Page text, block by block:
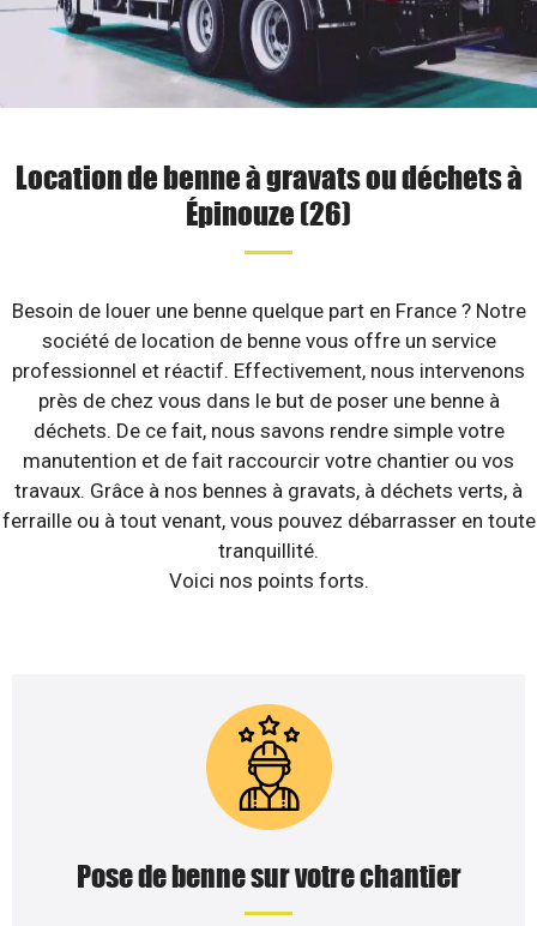
Location de benne à gravats ou déchets à
Épinouze (26)
Besoin de louer une benne quelque part en France ? Notre
société de location de benne vous offre un service
professionnel et réactif. Effectivement, nous intervenons
près de chez vous dans le but de poser une benne à
déchets. De ce fait, nous savons rendre simple votre
manutention et de fait raccourcir votre chantier ou vos
travaux. Grâce à nos bennes à gravats, à déchets verts, à
ferraille ou à tout venant, vous pouvez débarrasser en toute
tranquillité.
Voici nos points forts.
Pose de benne sur votre chantier